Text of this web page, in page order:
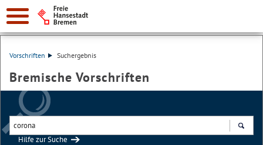
Vorschriften Suchergebnis
Bremische Vorschriften
Hilfe zur Suche